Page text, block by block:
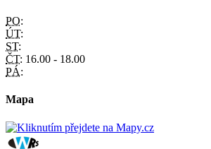
PO:
ÚT:
ST:
ČT: 16.00 - 18.00
PÁ:
Mapa